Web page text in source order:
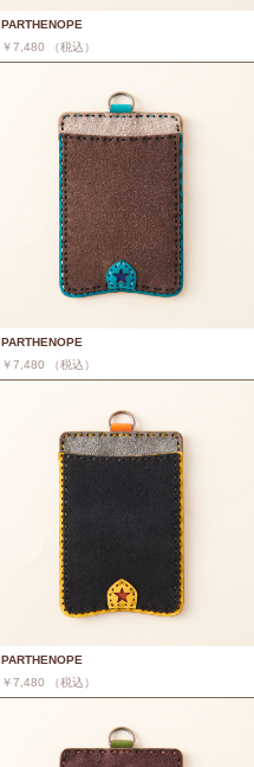
PARTHENOPE
￥7,480 （税込）
PARTHENOPE
￥7,480 （税込）
PARTHENOPE
￥7,480 （税込）